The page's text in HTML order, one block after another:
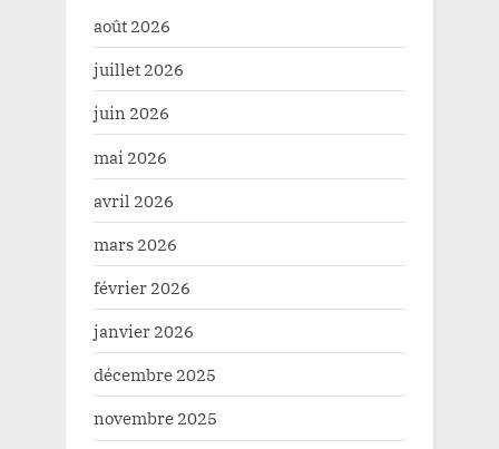
août 2026
juillet 2026
juin 2026
mai 2026
avril 2026
mars 2026
février 2026
janvier 2026
décembre 2025
novembre 2025